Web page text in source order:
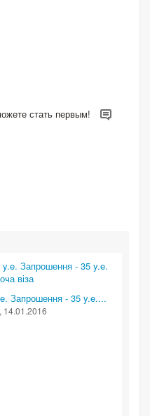
стать первым!
Запрошення - 35 y.e....
14.01.2016